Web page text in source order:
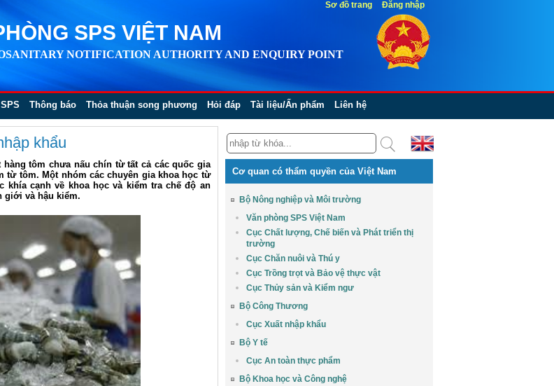
SPS VIỆT NAM
NOTIFICATION AUTHORITY AND ENQUIRY POINT
Thông báo Thỏa thuận song phương Hỏi đáp Tài liệu/Ấn phẩm Liên hệ
khẩu
tôm chưa nấu chín từ tất cả các quốc gia
tôm. Một nhóm các chuyên gia khoa học từ
khía cạnh về khoa học và kiểm tra chế độ an
giới và hậu kiểm.
Cơ quan có thẩm quyền của Việt Nam
Bộ Nông nghiệp và Môi trường
Văn phòng SPS Việt Nam
Cục Chất lượng, Chế biến và Phát triển thị
trường
Cục Chăn nuôi và Thú y
Cục Trồng trọt và Bảo vệ thực vật
Cục Thủy sản và Kiểm ngư
Bộ Công Thương
Cục Xuất nhập khẩu
Bộ Y tế
Cục An toàn thực phẩm
Bộ Khoa học và Công nghệ
Sơ đồ trang Đăng nhập